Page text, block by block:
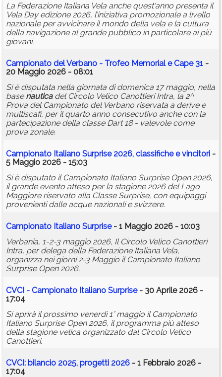
La Federazione Italiana Vela anche quest'anno presenta il
Vela Day edizione 2026, l’iniziativa promozionale a livello
nazionale per avvicinare il mondo della vela e la cultura
della navigazione al grande pubblico in particolare ai più
giovani.
Campionato del Verbano - Trofeo Memorial e Cape 31 -
20 Maggio 2026 - 08:01
Si è disputata nella giornata di domenica 17 maggio, nella
base nauticadel Circolo Velico Canottieri Intra, la 2^
Prova del Campionato del Verbano riservata a derive e
multiscafi, per il quarto anno consecutivo anche con la
partecipazione della classe Dart 18 - valevole come
prova zonale.
Campionato Italiano Surprise 2026, classifiche e vincitori -
5 Maggio 2026 - 15:03
Si è disputato il Campionato Italiano Surprise Open 2026,
il grande evento atteso per la stagione 2026 del Lago
Maggiore riservato alla Classe Surprise, con equipaggi
provenienti dalle acque nazionali e svizzere.
Campionato Italiano Surprise- 1 Maggio 2026 - 10:03
Verbania, 1-2-3 maggio 2026, Il Circolo Velico Canottieri
Intra, per delega della Federazione Italiana Vela,
organizza nei giorni 2-3 Maggio il Campionato Italiano
Surprise Open 2026.
CVCI - Campionato Italiano Surprise- 30 Aprile 2026 -
17:04
Si aprirà il prossimo venerdì 1° maggio il Campionato
Italiano Surprise Open 2026, il programma più atteso
della stagione velica organizzato dal Circolo Velico
Canottieri.
CVCI: bilancio 2025, progetti 2026 - 1 Febbraio 2026 -
17:04